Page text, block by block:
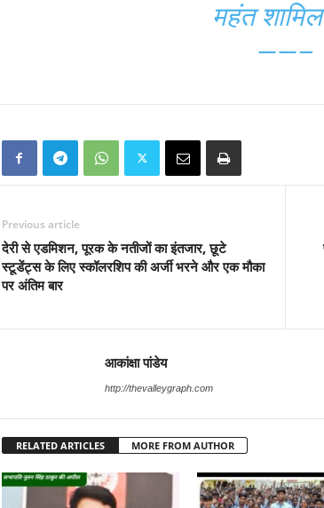
महंत
——–
Previous article
देरी से एडमिशन, पूरक के नतीजों का इंतजार, छूटे
स्टूडेंट्स के लिए स्कॉलरशिप की अर्जी भरने और एक मौका
पर अंतिम बार
आकांक्षा पांडेय
http://thevalleygraph.com
RELATED ARTICLES MORE FROM AUTHOR